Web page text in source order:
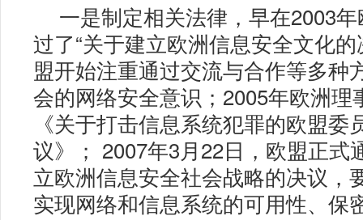
一是制定相关法律，早在2003
过了“关于建立欧洲信息安全文化
盟开始注重通过交流与合作等多种
会的网络安全意识；2005年欧洲理
《关于打击信息系统犯罪的欧盟委
议》； 2007年3月22日，欧盟正式
立欧洲信息安全社会战略的决议，
实现网络和信息系统的可用性、保